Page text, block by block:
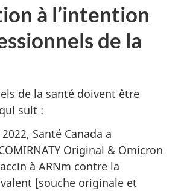
à l’intention
de la
de la santé doivent être
suit :
Santé Canada a
Original & Omicron
à ARNm contre la
[souche originale et